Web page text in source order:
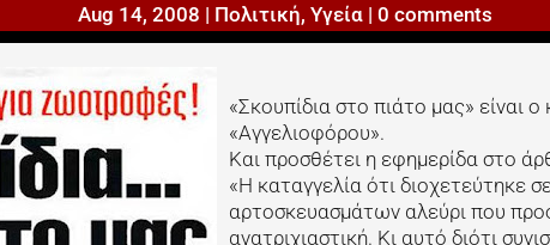
Aug 14, 2008 | Πολιτική, Υγεία| 0 comments
«Σκουπίδια στο πιάτο μας» είναι ο
«Αγγελιοφόρου».
Και προσθέτει η εφημερίδα στο
«Η καταγγελία ότι διοχετεύτηκε
αρτοσκευασμάτων αλεύρι που
ανατριχιαστική. Κι αυτό διότι